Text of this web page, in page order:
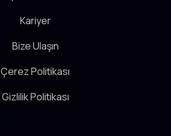
Kariyer
Bize Ulaşın
Çerez Politikası
Gizlilik Politikası